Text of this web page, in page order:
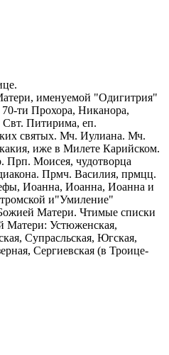
именуемой "Одигитрия"
ти Прохора, Никанора,
Питирима, еп.
святых. Мч. Иулиана. Мч.
иже в Милете Карийском.
Прп. Моисея, чудотворца
Прмч. Василия, прмцц.
Иоанна, Иоанна, Иоанна и
и"Умиление"
Матери. Чтимые списки
Матери: Устюженская,
Супрасльская, Югская,
Сергиевская (в Троице-